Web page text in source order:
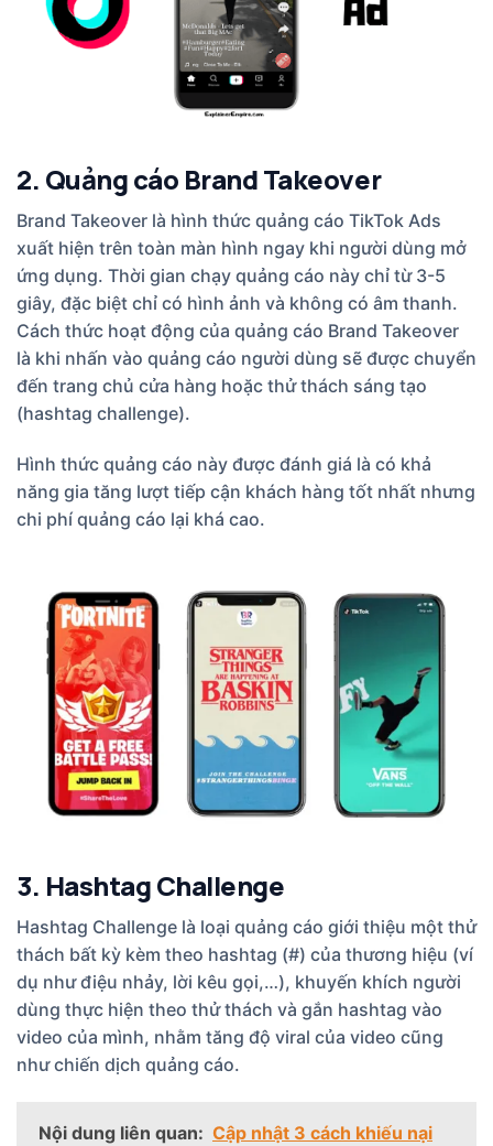
2. Quảng cáo Brand Takeover
Brand Takeover là hình thức quảng cáo TikTok Ads
xuất hiện trên toàn màn hình ngay khi người dùng mở
ứng dụng. Thời gian chạy quảng cáo này chỉ từ 3-5
giây, đặc biệt chỉ có hình ảnh và không có âm thanh.
Cách thức hoạt động của quảng cáo Brand Takeover
là khi nhấn vào quảng cáo người dùng sẽ được chuyển
đến trang chủ cửa hàng hoặc thử thách sáng tạo
(hashtag challenge).
Hình thức quảng cáo này được đánh giá là có khả
năng gia tăng lượt tiếp cận khách hàng tốt nhất nhưng
chi phí quảng cáo lại khá cao.
3. Hashtag Challenge
Hashtag Challenge là loại quảng cáo giới thiệu một thử
thách bất kỳ kèm theo hashtag (#) của thương hiệu (ví
dụ như điệu nhảy, lời kêu gọi,…), khuyến khích người
dùng thực hiện theo thử thách và gắn hashtag vào
video của mình, nhằm tăng độ viral của video cũng
như chiến dịch quảng cáo.
Nội dung liên quan: Cập nhật 3 cách khiếu nại